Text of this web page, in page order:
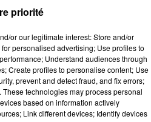
dans la soirée,
priorité
or our legitimate interest: Store and/or
personalised advertising; Use profiles to
Understand audiences through
Create profiles to personalise content; Use
prevent and detect fraud, and fix errors;
technologies may process personal
based on information actively
Link different devices; Identify devices